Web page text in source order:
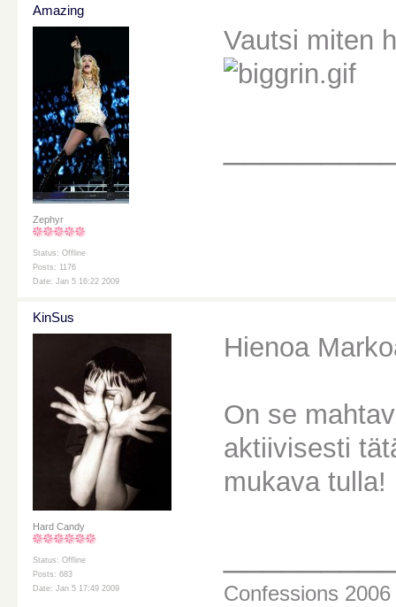
Amazing
Zephyr
Status: Offline
Posts: 1176
Date: Jan 5 16:22 2009
Vautsi miten
KinSus
Hard Candy
Status: Offline
Posts: 683
Date: Jan 5 17:49 2009
Hienoa
On se
aktiivisesti
mukava
Confessions